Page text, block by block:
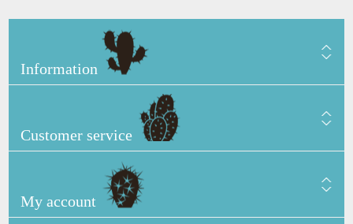
Information
Customer service
My account